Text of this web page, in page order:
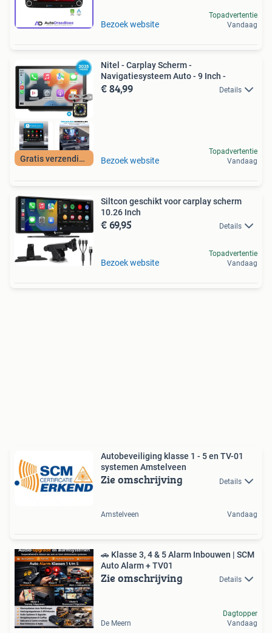
Bezoek website
Topadvertentie
Vandaag
Gratis verzending
Nitel - Carplay Scherm -
Navigatiesysteem Auto - 9 Inch -
€ 84,99 Details
Bezoek website
Topadvertentie
Vandaag
Siltcon geschikt voor carplay scherm
10.26 Inch
€ 69,95 Details
Bezoek website
Topadvertentie
Vandaag
Autobeveiliging klasse 1 - 5 en TV-01
systemen Amstelveen
Zie omschrijving Details
Amstelveen Vandaag
🚗 Klasse 3, 4 & 5 Alarm Inbouwen | SCM
Auto Alarm + TV01
Zie omschrijving Details
De Meern
Dagtopper
Vandaag